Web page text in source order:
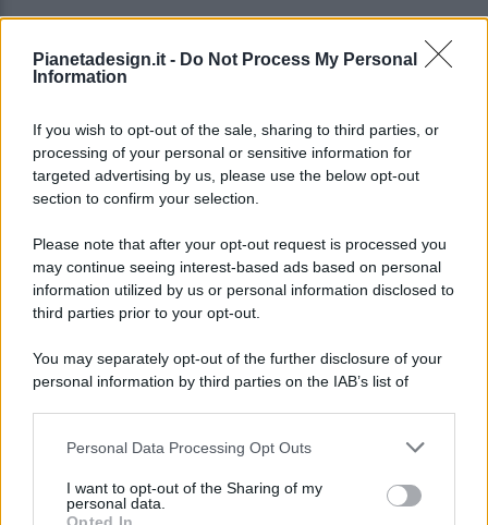
Pianetadesign.it - Do Not Process My Personal
Information
If you wish to opt-out of the sale, sharing to third parties, or
processing of your personal or sensitive information for
targeted advertising by us, please use the below opt-out
section to confirm your selection.
Please note that after your opt-out request is processed you
may continue seeing interest-based ads based on personal
information utilized by us or personal information disclosed to
third parties prior to your opt-out.
You may separately opt-out of the further disclosure of your
personal information by third parties on the IAB’s list of
This information may also be disclosed by us to third parties
disclose it to other third parties.
Personal Data Processing Opt Outs
I want to opt-out of the Sharing of my
personal data.
© 2026 - Pianeta Design - P.IVA 04827280654 - Testata
Registrata Al Tribunale Di Nocera Inferiore N. 8/2020 - RG N.
ISCRIZIONE AL ROC N. 35792 – ISCRITTA ALL’ANSO
(ASSOCIAZIONE NAZIONALE STAMPA ONLINE)
PREFERENZE PRIVACY